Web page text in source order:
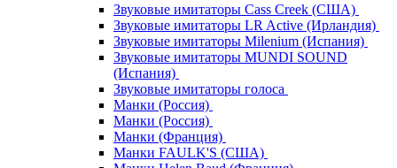
Звуковые имитаторы Cass Creek (США)
Звуковые имитаторы LR Active (Ирландия)
Звуковые имитаторы Milenium (Испания)
Звуковые имитаторы MUNDI SOUND
(Испания)
Звуковые имитаторы голоса
Манки (Россия)
Манки (Россия)
Манки (Франция)
Манки FAULK'S (США)